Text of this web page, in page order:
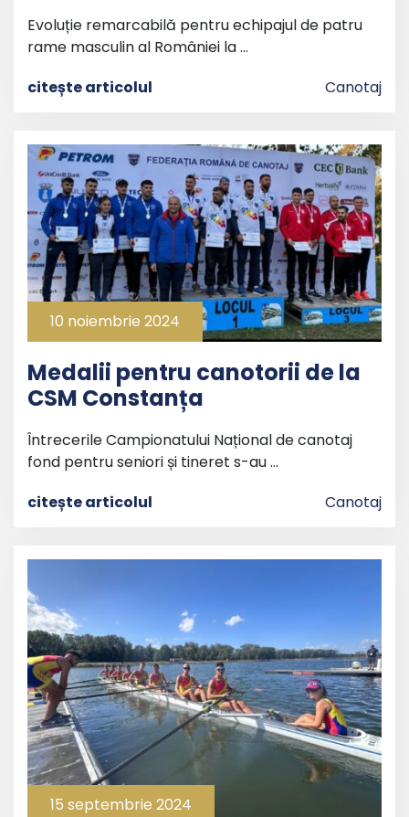
Evoluție remarcabilă pentru echipajul de patru
rame masculin al României la …
citește articolul
Canotaj
10 noiembrie 2024
Medalii pentru canotorii de la
CSM Constanța
Întrecerile Campionatului Național de canotaj
fond pentru seniori și tineret s-au …
citește articolul
Canotaj
15 septembrie 2024